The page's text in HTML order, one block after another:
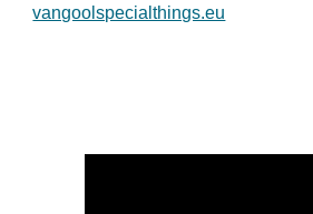
vangoolspecialthings.eu